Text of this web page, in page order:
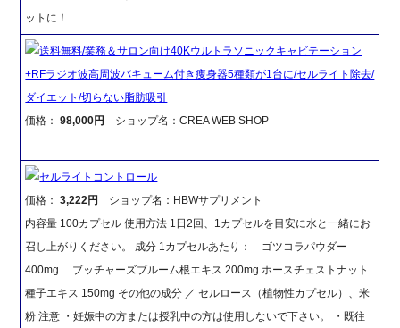
ットに！
送料無料/業務＆サロン向け40Kウルトラソニックキャビテーション
+RFラジオ波高周波バキューム付き痩身器5種類が1台に/セルライト除去/
ダイエット/切らない脂肪吸引
価格：98,000円 ショップ名：CREA WEB SHOP
セルライトコントロール
価格：3,222円
ショップ名：HBWサプリメント
内容量 100カプセル 使用方法 1日2回、1カプセルを目安に水と一緒にお
召し上がりください。 成分 1カプセルあたり： ゴツコラパウダー
400mg ブッチャーズブルーム根エキス 200mg ホースチェストナット
種子エキス 150mg その他の成分 ／ セルロース（植物性カプセル）、米
粉 注意 ・妊娠中の方または授乳中の方は使用しないで下さい。 ・既往